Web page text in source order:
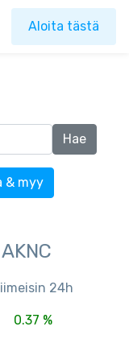
Aloita tästä
& myy
AKNC
24h
0.37 %